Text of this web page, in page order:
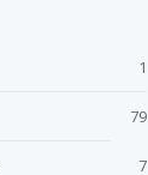
1
79
7